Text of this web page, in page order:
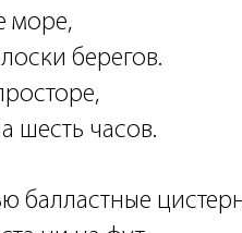
море,
берегов.
шесть часов.
балластные